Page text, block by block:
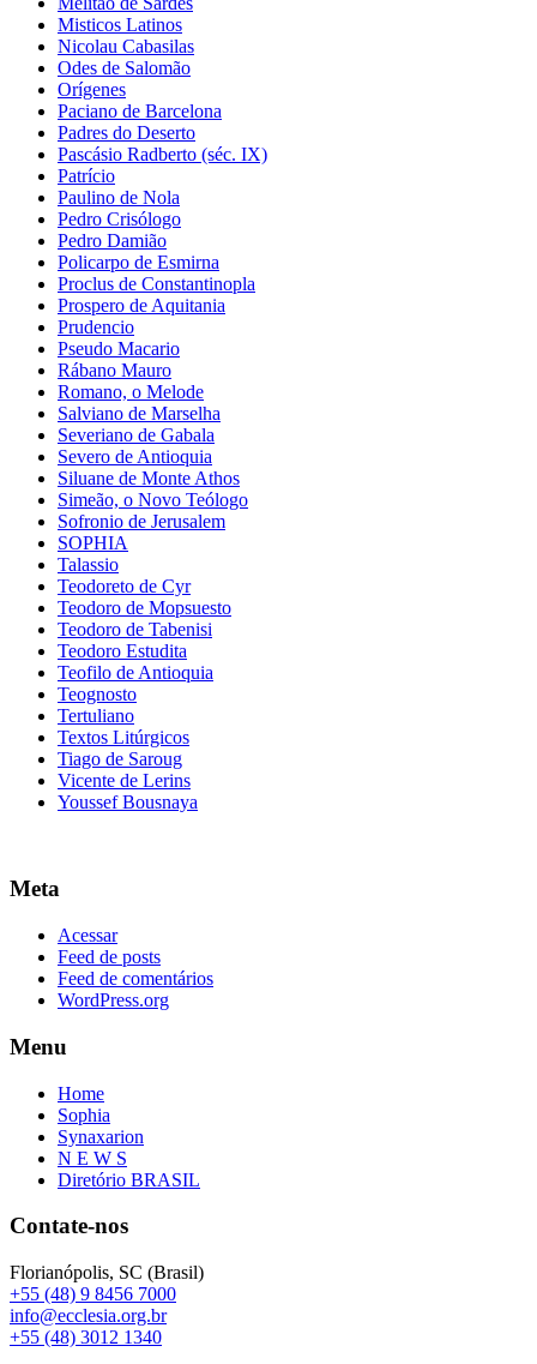
Misticos Latinos
Nicolau Cabasilas
Odes de Salomão
Orígenes
Paciano de Barcelona
Padres do Deserto
Pascásio Radberto (séc. IX)
Patrício
Paulino de Nola
Pedro Crisólogo
Pedro Damião
Policarpo de Esmirna
Proclus de Constantinopla
Prospero de Aquitania
Prudencio
Pseudo Macario
Rábano Mauro
Romano, o Melode
Salviano de Marselha
Severiano de Gabala
Severo de Antioquia
Siluane de Monte Athos
Simeão, o Novo Teólogo
Sofronio de Jerusalem
SOPHIA
Talassio
Teodoreto de Cyr
Teodoro de Mopsuesto
Teodoro de Tabenisi
Teodoro Estudita
Teofilo de Antioquia
Teognosto
Tertuliano
Textos Litúrgicos
Tiago de Saroug
Vicente de Lerins
Youssef Bousnaya
Meta
Acessar
Feed de posts
Feed de comentários
WordPress.org
Menu
Home
Sophia
Synaxarion
N E W S
Diretório BRASIL
Contate-nos
Florianópolis, SC (Brasil)
+55 (48) 9 8456 7000
info@ecclesia.org.br
+55 (48) 3012 1340